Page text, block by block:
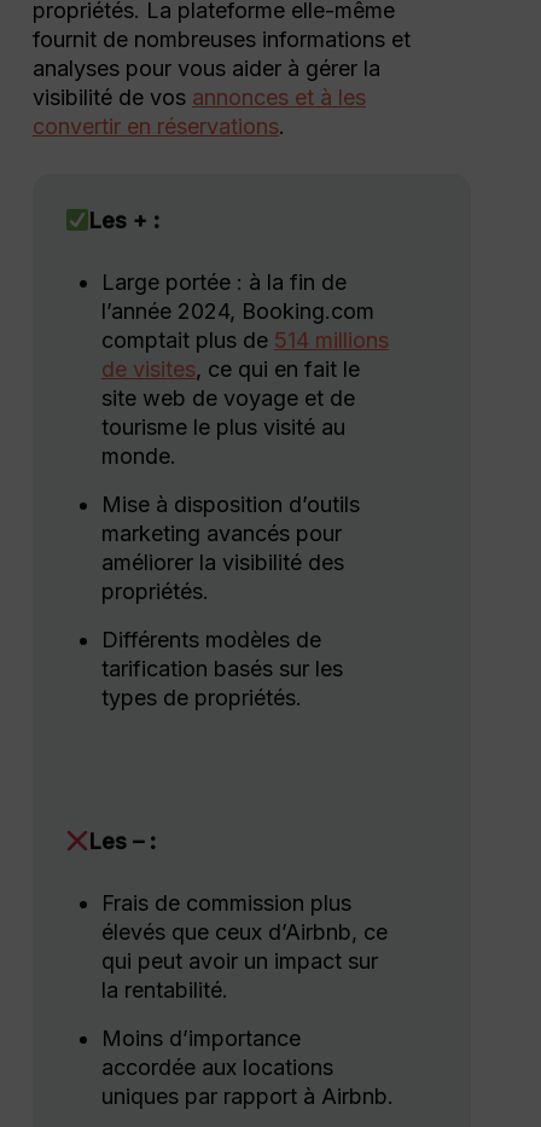
propriétés. La plateforme elle-même
fournit de nombreuses informations et
analyses pour vous aider à gérer la
visibilité de vos annonces et à les
convertir en réservations.
Les + :
Large portée : à la fin de
l’année 2024, Booking.com
comptait plus de 514 millions
de visites, ce qui en fait le
site web de voyage et de
tourisme le plus visité au
monde.
Mise à disposition d’outils
marketing avancés pour
améliorer la visibilité des
propriétés.
Différents modèles de
tarification basés sur les
types de propriétés.
Les – :
Frais de commission plus
élevés que ceux d’Airbnb, ce
qui peut avoir un impact sur
la rentabilité.
Moins d’importance
accordée aux locations
uniques par rapport à Airbnb.